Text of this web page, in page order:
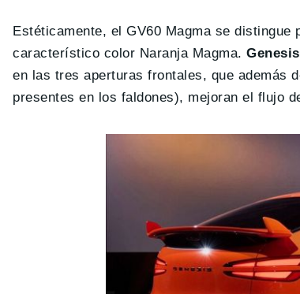
Estéticamente, el GV60 Magma se
característico color Naranja Magma.
en las tres aperturas frontales, que además
presentes en los faldones), mejoran el flujo